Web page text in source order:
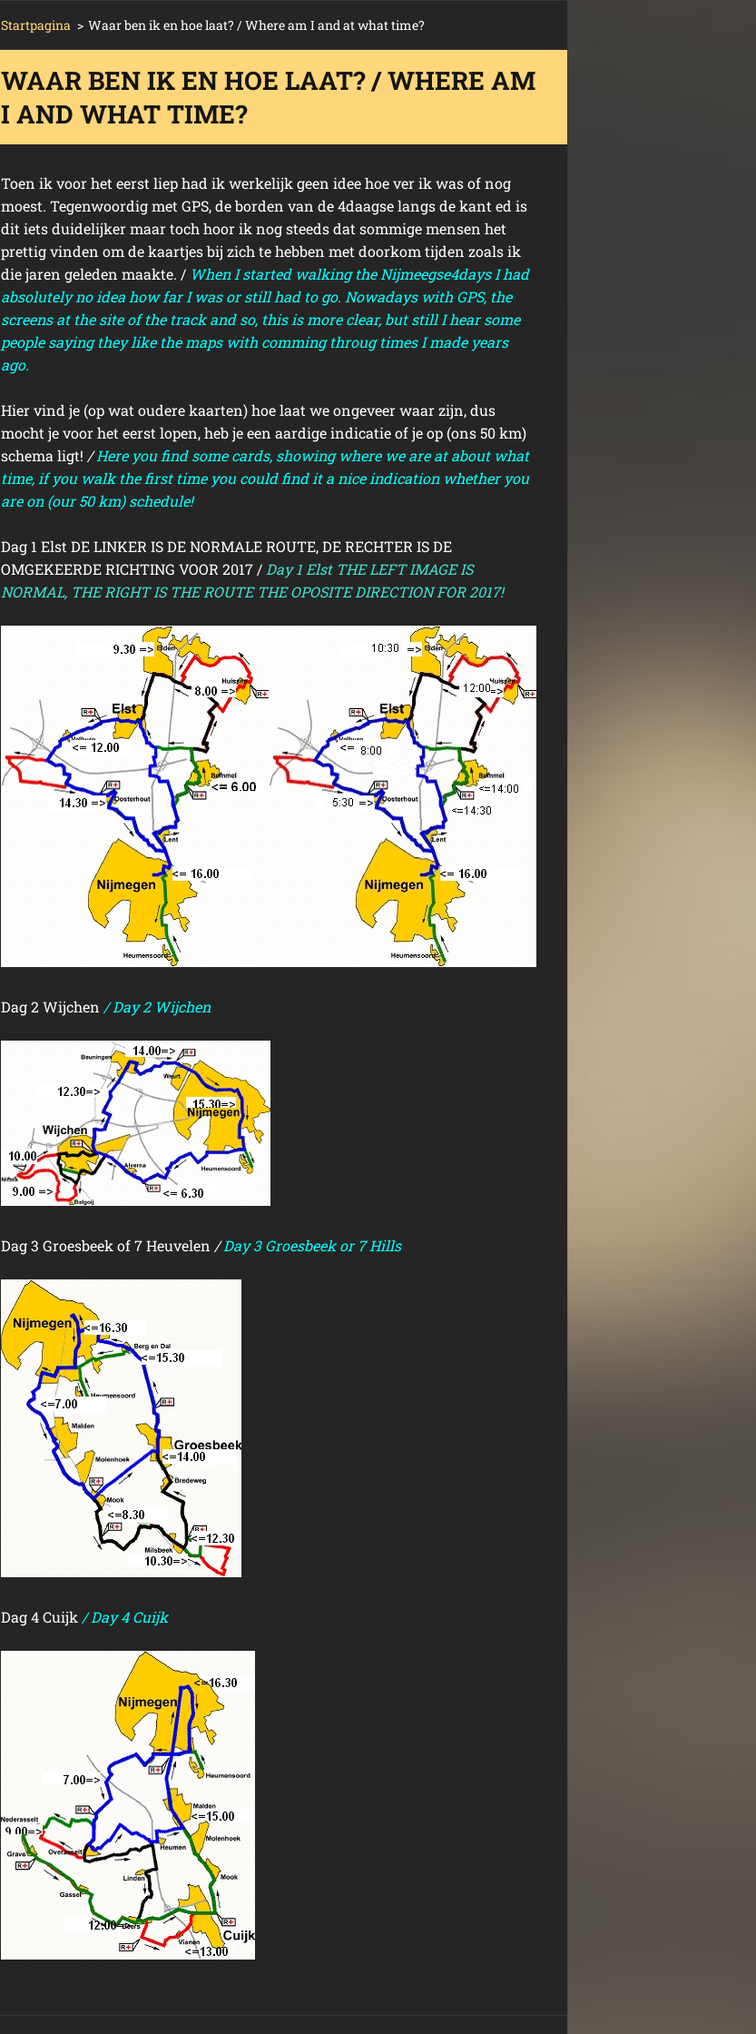
Startpagina > Waar ben ik en hoe laat? / Where am I and at what time?
WAAR BEN IK EN HOE LAAT? / WHERE AM
I AND WHAT TIME?
Toen ik voor het eerst liep had ik werkelijk geen idee hoe ver ik was of nog
moest. Tegenwoordig met GPS, de borden van de 4daagse langs de kant ed is
dit iets duidelijker maar toch hoor ik nog steeds dat sommige mensen het
prettig vinden om de kaartjes bij zich te hebben met doorkom tijden zoals ik
die jaren geleden maakte. / When I started walking the Nijmeegse4days I had
absolutely no idea how far I was or still had to go. Nowadays with GPS, the
screens at the site of the track and so, this is more clear, but still I hear some
people saying they like the maps with comming throug times I made years
ago.
Hier vind je (op wat oudere kaarten) hoe laat we ongeveer waar zijn, dus
mocht je voor het eerst lopen, heb je een aardige indicatie of je op (ons 50 km)
schema ligt! /Here you find some cards, showing where we are at about what
time, if you walk the first time you could find it a nice indication whether you
are on (our 50 km) schedule!
Dag 1 Elst DE LINKER IS DE NORMALE ROUTE, DE RECHTER IS DE
OMGEKEERDE RICHTING VOOR 2017 / Day 1 Elst THE LEFT IMAGE IS
NORMAL, THE RIGHT IS THE ROUTE THE OPOSITE DIRECTION FOR 2017!
Dag 2 Wijchen / Day 2 Wijchen
Dag 3 Groesbeek of 7 Heuvelen /Day 3 Groesbeek or 7 Hills
Dag 4 Cuijk / Day 4 Cuijk